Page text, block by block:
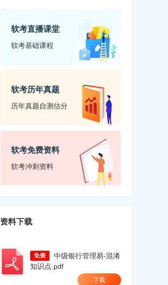
软考直播课堂
软考基础课程
软考历年真题
历年真题自测估分
软考免费资料
软考冲刺资料
资料下载
知识点.pdf
下载